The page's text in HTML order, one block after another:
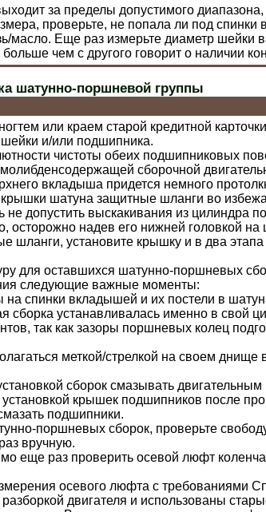
за пределы допустимого
проверьте, не попала ли под
масло. Еще раз измерьте диаметр шейки
чем с другого говорит о наличии
шатунно-поршневой группы
или краем старой кредитной
и/или подшипника.
чистоты обеих подшипниковых
сборочной
вкладыша придется немного
крышки шатуна защитные шланги во
не допустить выскакивания из цилиндра
осторожно надев его нижней головкой на
шланги, установите крышку и в два
для оставшихся шатунно-поршневых
следующие важные моменты:
спинки вкладышей и их постели в
сборка устанавливалась именно в свой
так как зазоры поршневых колец
меткой/стрелкой на своем днище
сборок смазывать
крышек подшипников после
подшипники.
поршневых сборок, проверьте
вручную.
еще раз проверить осевой люфт
осевого люфта с требованиями
двигателя и использованы